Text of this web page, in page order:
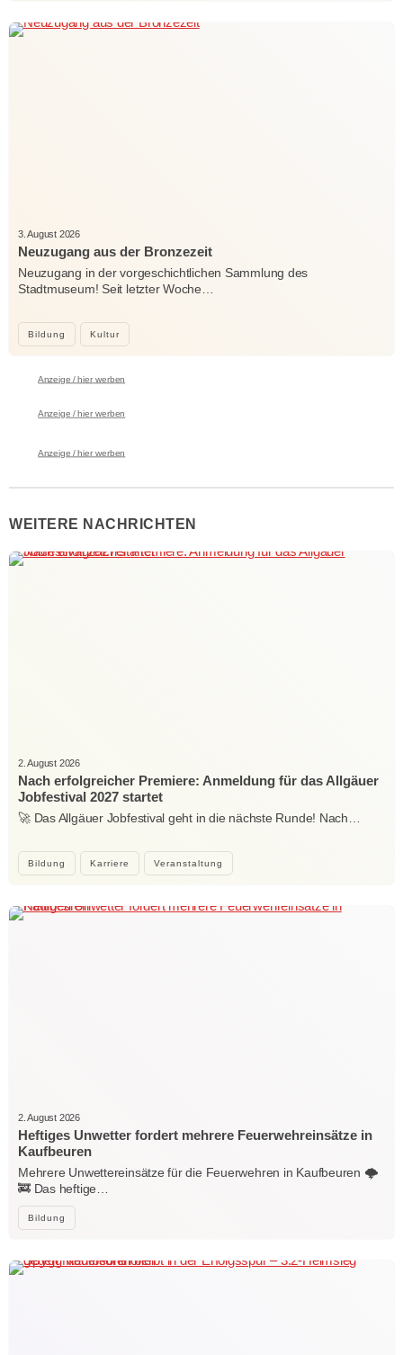
Bildung Kultur
3. August 2026
Neuzugang aus der Bronzezeit
Neuzugang in der vorgeschichtlichen Sammlung des
Stadtmuseum! Seit letzter Woche…
Anzeige / hier werben
Anzeige / hier werben
Anzeige / hier werben
WEITERE NACHRICHTEN
Bildung Karriere Veranstaltung
2. August 2026
Nach erfolgreicher Premiere: Anmeldung für das Allgäuer
Jobfestival 2027 startet
🚀 Das Allgäuer Jobfestival geht in die nächste Runde! Nach…
Bildung
2. August 2026
Heftiges Unwetter fordert mehrere Feuerwehreinsätze in
Kaufbeuren
Mehrere Unwettereinsätze für die Feuerwehren in Kaufbeuren 🌩️
🚒 Das heftige…